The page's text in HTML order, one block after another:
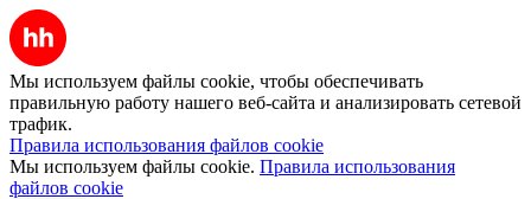
Мы используем файлы cookie, чтобы обеспечивать
правильную работу нашего веб-сайта и анализировать сетевой
трафик.
Правила использования файлов cookie
Мы используем файлы cookie. Правила использования
файлов cookie